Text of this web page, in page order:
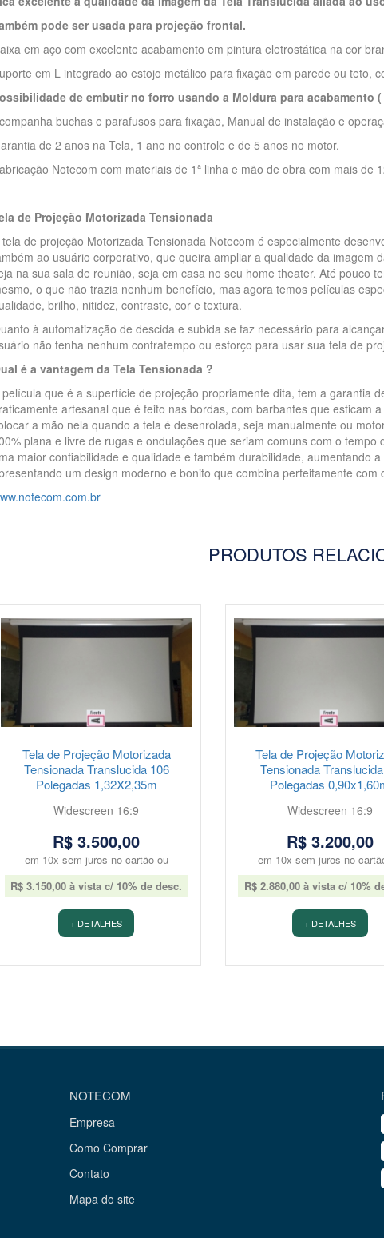
pode ser usada para projeção frontal.
em aço com excelente acabamento em pintura eletrostática na cor
em L integrado ao estojo metálico para fixação em parede ou teto,
de embutir no forro usando a Moldura para acabamento
buchas e parafusos para fixação, Manual de instalação e
de 2 anos na Tela, 1 ano no controle e de 5 anos no motor.
Notecom com materiais de 1ª linha e mão de obra com mais de
de Projeção Motorizada Tensionada
tela de projeção Motorizada Tensionada Notecom é especialmente
ao usuário corporativo, que queira ampliar a qualidade da imagem
na sua sala de reunião, seja em casa no seu home theater. Até pouco
o que não trazia nenhum benefício, mas agora temos películas
brilho, nitidez, contraste, cor e textura.
à automatização de descida e subida se faz necessário para
não tenha nenhum contratempo ou esforço para usar sua tela de
é a vantagem da Tela Tensionada ?
película que é a superfície de projeção propriamente dita, tem a garantia
artesanal que é feito nas bordas, com barbantes que esticam
a mão nela quando a tela é desenrolada, seja manualmente ou
plana e livre de rugas e ondulações que seriam comuns com o
maior confiabilidade e qualidade e também durabilidade, aumentando
um design moderno e bonito que combina perfeitamente com
PRODUTOS
Tela de Projeção Motorizada
Tensionada Translucida 106
Polegadas 1,32X2,35m
Widescreen 16:9
R$ 3.500,00
em 10x sem juros no cartão ou
R$ 3.150,00 à vista c/ 10% de desc.
+ DETALHES
Tela de Projeção
Tensionada
Polegadas
Widescreen 16:9
R$ 3.200,00
em 10x sem juros no
R$ 2.880,00 à vista c/ 10%
+ DETALHES
NOTECOM
Empresa
Como Comprar
Contato
Mapa do site